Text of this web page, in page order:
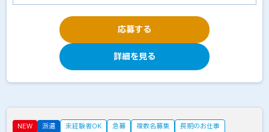
応募する
詳細を見る
NEW 派遣 未経験者OK 急募 複数名募集
長期のお仕事